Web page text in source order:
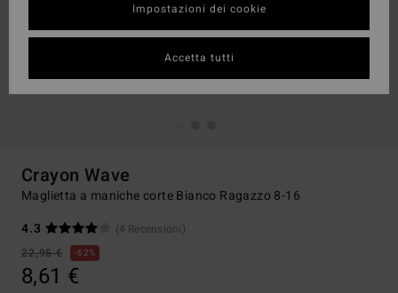
Crayon Wave
Maglietta a maniche corte Bianco Ragazzo 8-16
4.3
(4 Recensioni)
22,95 €
62%
8,61 €
Impostazioni dei cookie
Accetta tutti